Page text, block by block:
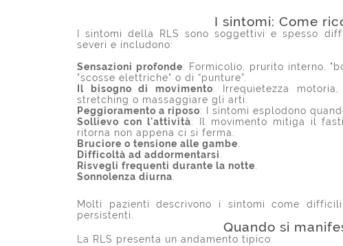
I sintomi: Come
I sintomi della RLS sono soggettivi e spesso
severi e includono:
Sensazioni profonde: Formicolio, prurito interno,
"scosse elettriche" o di “punture”
Il bisogno di movimento: Irrequietezza
stretching o massaggiare gli arti.
Peggioramento a riposo: I sintomi esplodono
Sollievo con l'attività: Il movimento mitiga il
ritorna non appena ci si ferma.
Bruciore o tensione alle gambe
Difficoltà ad addormentarsi
Risvegli frequenti durante la notte
Sonnolenza diurna
Molti pazienti descrivono i sintomi come
persistenti.
Quando si
La RLS presenta un andamento tipico: